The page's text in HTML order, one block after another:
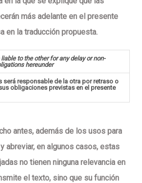
más adelante en el presente
en la traducción propuesta.
to the other for any delay or non-
hereunder
será responsable de la otra por retraso o
obligaciones previstas en el presente
antes, además de los usos para
abreviar, en algunos casos, estas
no tienen ninguna relevancia en
el texto, sino que su función